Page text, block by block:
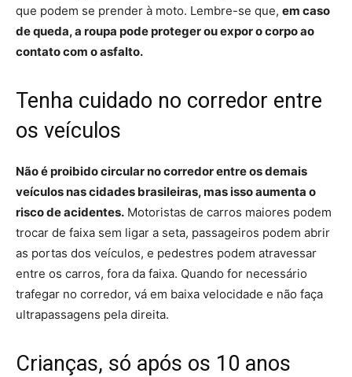
que podem se prender à moto. Lembre-se que, em caso
de queda, a roupa pode proteger ou expor o corpo ao
contato com o asfalto.
Tenha cuidado no corredor entre
os veículos
Não é proibido circular no corredor entre os demais
veículos nas cidades brasileiras, mas isso aumenta o
risco de acidentes. Motoristas de carros maiores podem
trocar de faixa sem ligar a seta, passageiros podem abrir
as portas dos veículos, e pedestres podem atravessar
entre os carros, fora da faixa. Quando for necessário
trafegar no corredor, vá em baixa velocidade e não faça
ultrapassagens pela direita.
Crianças, só após os 10 anos